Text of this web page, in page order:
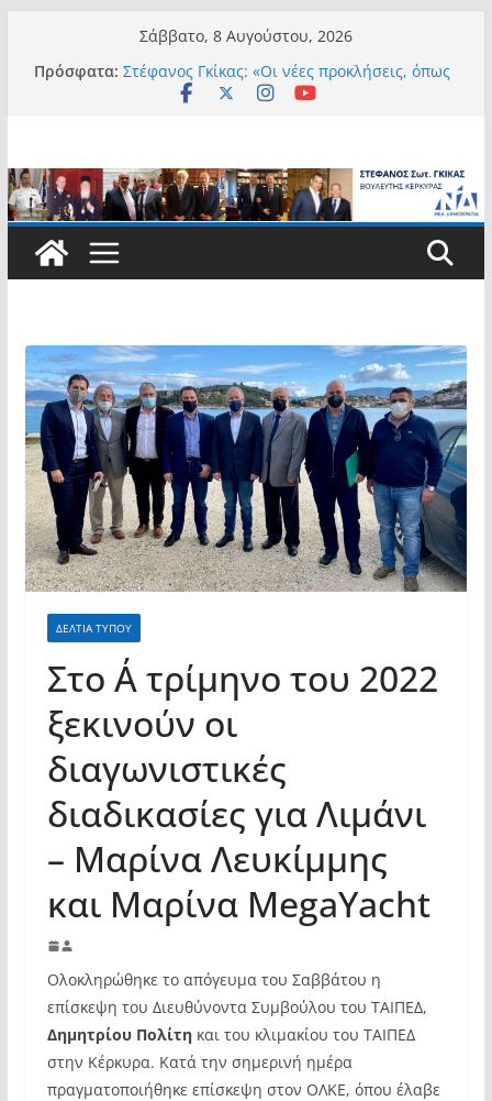
περιεχόμενο
Σάββατο, 8 Αυγούστου, 2026
Πρόσφατα: Στέφανος Γκίκας: «Οι νέες προκλήσεις, όπως
η τεχνητή νοημοσύνη, η κλιματική κρίση, η
απαντήσεις»
Στέφανος Γκίκας:
Στέφανος Γκίκας:
Στέφανος Γκίκας: «Η πρωτοβουλία “Smart
καθημερινότητάς τους»
Στέφανος Γκίκας: «Καλωσορίζω θερμά τους
911 νέους φοιτητές που επέλεξαν τα 6
Τμήματα της Κέρκυρας για τις σπουδές
τους»
ΔΕΛΤΙΑ ΤΥΠΟΥ
Στο Α΄ τρίμηνο του 2022
ξεκινούν οι
διαγωνιστικές
διαδικασίες για Λιμάνι
– Μαρίνα Λευκίμμης
και Μαρίνα MegaYacht
Ολοκληρώθηκε το απόγευμα του Σαββάτου η
επίσκεψη του Διευθύνοντα Συμβούλου του ΤΑΙΠΕΔ,
Δημητρίου Πολίτηκαι του κλιμακίου του ΤΑΙΠΕΔ
στην Κέρκυρα. Κατά την σημερινή ημέρα
πραγματοποιήθηκε επίσκεψη στον ΟΛΚΕ, όπου έλαβε